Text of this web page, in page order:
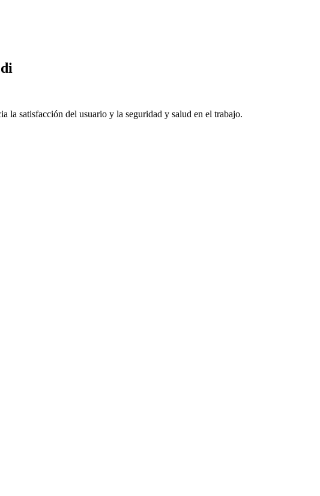
la satisfacción del usuario y la seguridad y salud en el trabajo.